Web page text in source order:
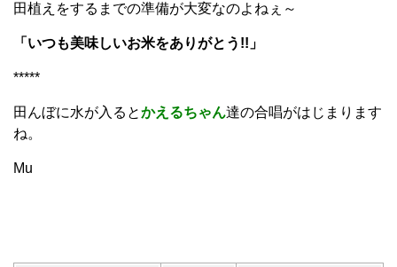
田植えをするまでの準備が大変なのよねぇ～
「いつも美味しいお米をありがとう!!」
*****
田んぼに水が入るとかえるちゃん達の合唱がはじまります
ね。
Mu